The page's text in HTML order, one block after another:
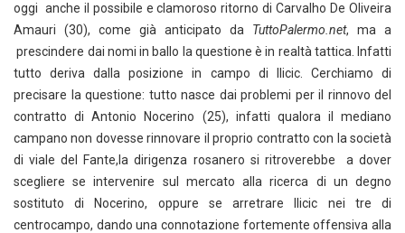
oggi anche il possibile e clamoroso ritorno di Carvalho De Oliveira
Amauri (30), come già anticipato da TuttoPalermo.net, ma a
prescindere dai nomi in ballo la questione è in realtà tattica. Infatti
tutto deriva dalla posizione in campo di Ilicic. Cerchiamo di
precisare la questione: tutto nasce dai problemi per il rinnovo del
contratto di Antonio Nocerino (25), infatti qualora il mediano
campano non dovesse rinnovare il proprio contratto con la società
di viale del Fante,la dirigenza rosanero si ritroverebbe a dover
scegliere se intervenire sul mercato alla ricerca di un degno
sostituto di Nocerino, oppure se arretrare Ilicic nei tre di
centrocampo, dando una connotazione fortemente offensiva alla